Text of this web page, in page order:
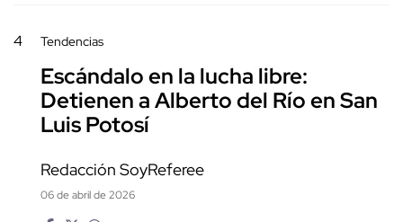
4 Tendencias
Escándalo en la lucha libre:
Detienen a Alberto del Río en San
Luis Potosí
Redacción SoyReferee
06 de abril de 2026